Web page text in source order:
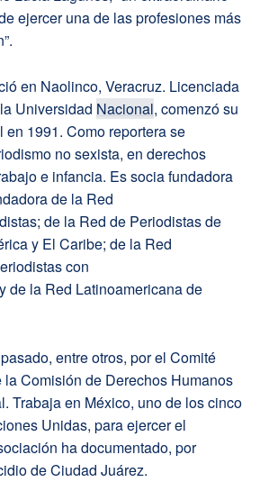
ejercer una de las profesiones más
en Naolinco, Veracruz. Licenciada
Universidad Nacional, comenzó su
en 1991. Como reportera se
no sexista, en derechos
e infancia. Es socia fundadora
de la Red
de la Red de Periodistas de
y El Caribe; de la Red
con
de la Red Latinoamericana de
entre otros, por el Comité
la Comisión de Derechos Humanos
Trabaja en México, uno de los cinco
Unidas, para ejercer el
ha documentado, por
de Ciudad Juárez.